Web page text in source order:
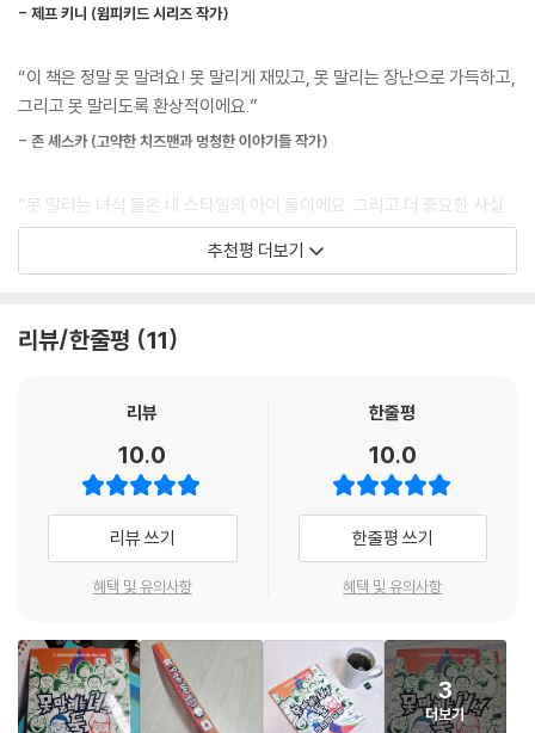
- 제프 키니 (윔피키드 시리즈 작가)
“이 책은 정말 못 말려요! 못 말리게 재밌고, 못 말리는 장난으로 가득하고,
그리고 못 말리도록 환상적이에요.”
- 존 셰스카 (고약한 치즈맨과 멍청한 이야기들 작가)
“못 말리는 녀석 둘은 내 스타일의 아이 둘이에요. 그리고 더 중요한 사실
은, 요즘 아이들이 좋아하는 스타일의 아이 둘이라는 거죠."
- 애니 배로스 (아이비와 빈 시리즈 작가)
“장난, 우정, 예술 그리고 열정! 이 둘을 사랑하지 않을 이유가 뭘까요?”
도, 못 말리는 녀석 둘을 사랑할 수 밖에 없을거예요.”
- 데이브 에거스 (눈과 보이지 않는 작가)
“배꼽 빠지게 웃기네요.”
- 데브 필키 (빰빠라밤! 빤스맨 시리즈 작가)
"고전 연극과 철학적 개념에 대한 언급으로 가득 찬 이 책은 기분 좋은 웃음
을 찾는 사람들에게 기쁨이 될 것입니다.“
- 키커스
추천평 더보기
리뷰/한줄평 11
리뷰
10.0
리뷰 쓰기
혜택 및 유의사항
한줄평
10.0
한줄평 쓰기
혜택 및 유의사항
3
더보기